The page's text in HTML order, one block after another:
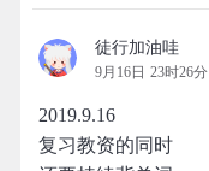
徒行加油哇
9月16日 23时26分
2019.9.16
复习教资的同时